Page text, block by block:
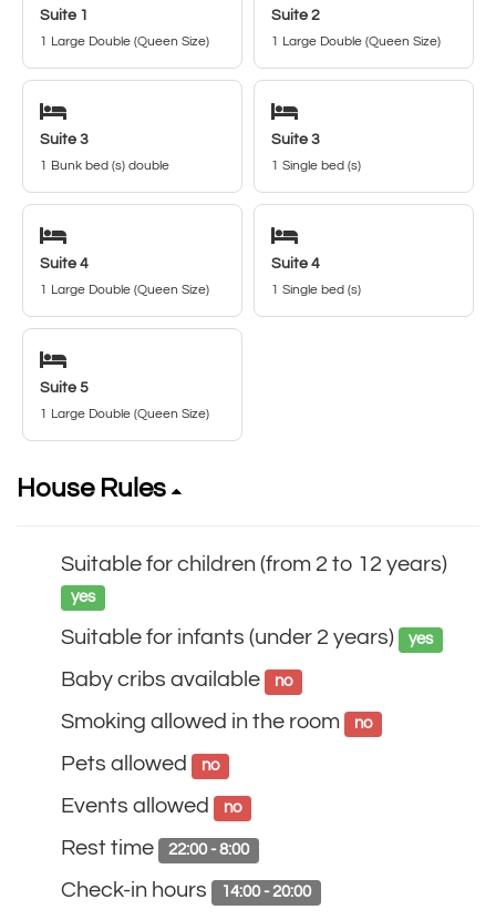
Suite 1
1 Large Double (Queen Size)
Suite 2
1 Large Double (Queen Size)
Suite 3
1 Bunk bed (s) double
Suite 3
1 Single bed (s)
Suite 4
1 Large Double (Queen Size)
Suite 4
1 Single bed (s)
Suite 5
1 Large Double (Queen Size)
House Rules
Suitable for children (from 2 to 12 years)
yes
Suitable for infants (under 2 years) yes
Baby cribs available no
Smoking allowed in the room no
Pets allowed no
Events allowed no
Rest time 22:00 - 8:00
Check-in hours 14:00 - 20:00